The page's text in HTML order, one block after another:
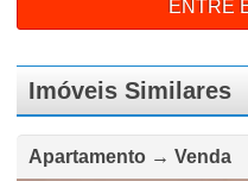
ENTRE
Imóveis Similares
Apartamento → Venda